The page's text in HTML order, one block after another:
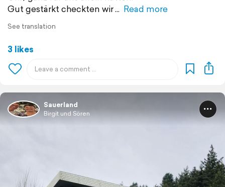
Gut gestärkt checkten wir
Read more
See translation
3 likes
Sauerland
Birgit und Sören